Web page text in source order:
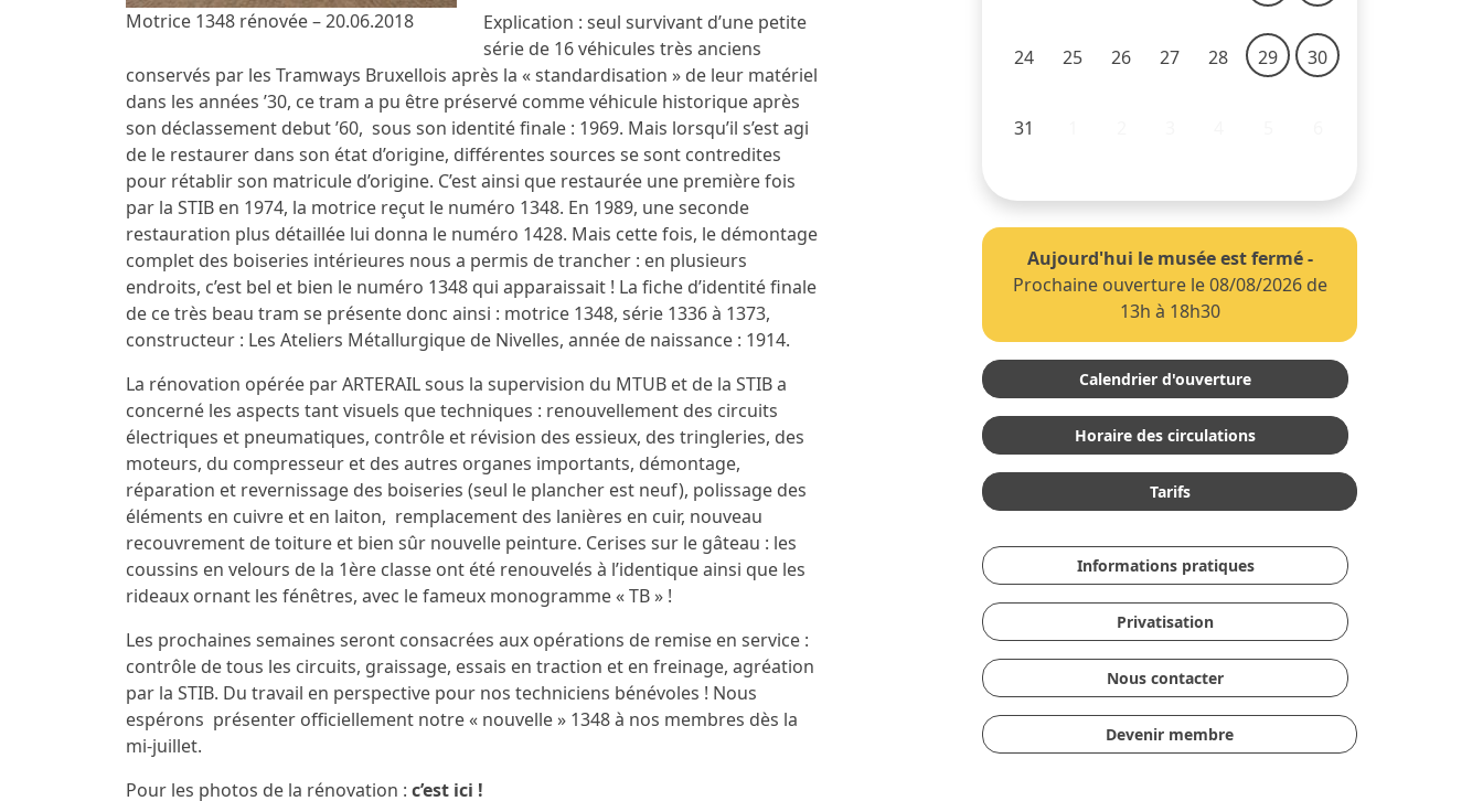
Motrice 1348 rénovée – 20.06.2018
Explication : seul survivant d’une petite
série de 16 véhicules très anciens
conservés par les Tramways Bruxellois après la « standardisation » de leur matériel
dans les années ’30, ce tram a pu être préservé comme véhicule historique après
son déclassement debut ’60, sous son identité finale : 1969. Mais lorsqu’il s’est agi
de le restaurer dans son état d’origine, différentes sources se sont contredites
pour rétablir son matricule d’origine. C’est ainsi que restaurée une première fois
par la STIB en 1974, la motrice reçut le numéro 1348. En 1989, une seconde
restauration plus détaillée lui donna le numéro 1428. Mais cette fois, le démontage
complet des boiseries intérieures nous a permis de trancher : en plusieurs
endroits, c’est bel et bien le numéro 1348 qui apparaissait ! La fiche d’identité finale
de ce très beau tram se présente donc ainsi : motrice 1348, série 1336 à 1373,
constructeur : Les Ateliers Métallurgique de Nivelles, année de naissance : 1914.
La rénovation opérée par ARTERAIL sous la supervision du MTUB et de la STIB a
concerné les aspects tant visuels que techniques : renouvellement des circuits
électriques et pneumatiques, contrôle et révision des essieux, des tringleries, des
moteurs, du compresseur et des autres organes importants, démontage,
réparation et revernissage des boiseries (seul le plancher est neuf), polissage des
éléments en cuivre et en laiton, remplacement des lanières en cuir, nouveau
recouvrement de toiture et bien sûr nouvelle peinture. Cerises sur le gâteau : les
coussins en velours de la 1ère classe ont été renouvelés à l’identique ainsi que les
rideaux ornant les fénêtres, avec le fameux monogramme « TB » !
Les prochaines semaines seront consacrées aux opérations de remise en service :
contrôle de tous les circuits, graissage, essais en traction et en freinage, agréation
par la STIB. Du travail en perspective pour nos techniciens bénévoles ! Nous
espérons présenter officiellement notre « nouvelle » 1348 à nos membres dès la
mi-juillet.
Pour les photos de la rénovation : c’est ici !
24 25 26 27 28 29 30
31
Aujourd'hui le musée est fermé-
Prochaine ouverture le 08/08/2026 de
13h à 18h30
Calendrier d'ouverture
Horaire des circulations
Tarifs
Informations pratiques
Privatisation
Nous contacter
Devenir membre